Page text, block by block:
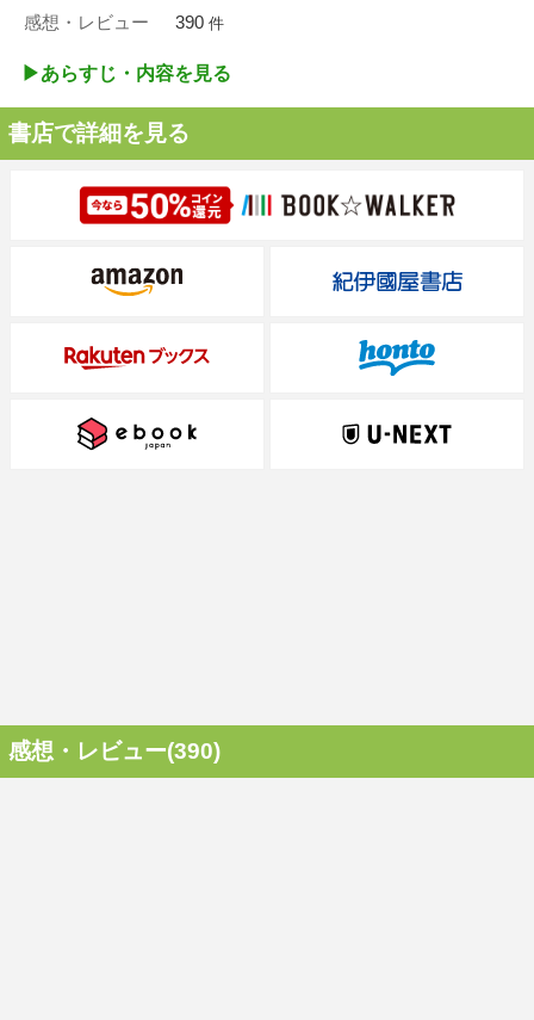
感想・レビュー 390 件
▶︎あらすじ・内容を見る
書店で詳細を見る
感想・レビュー(390)